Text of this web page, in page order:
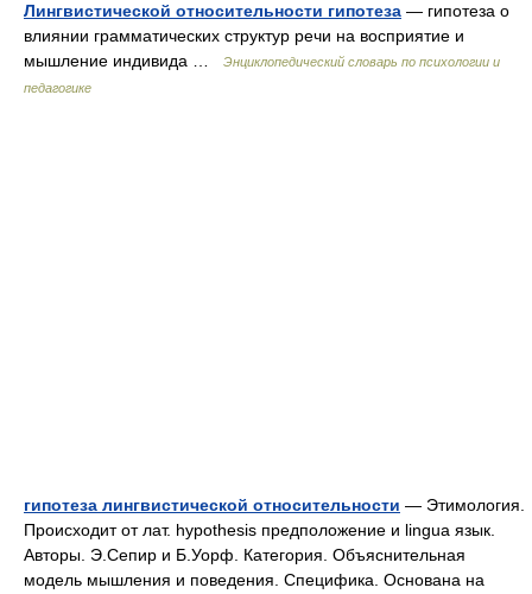
Лингвистической относительности гипотеза — гипотеза о
влиянии грамматических структур речи на восприятие и
мышление индивида …
Энциклопедический словарь по психологии и
педагогике
гипотеза лингвистической относительности — Этимология.
Происходит от лат. hypothesis предположение и lingua язык.
Авторы. Э.Сепир и Б.Уорф. Категория. Объяснительная
модель мышления и поведения. Специфика. Основана на